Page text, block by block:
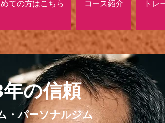
ての方はこちら コース紹介 トレ
の信頼
・パーソナルジム